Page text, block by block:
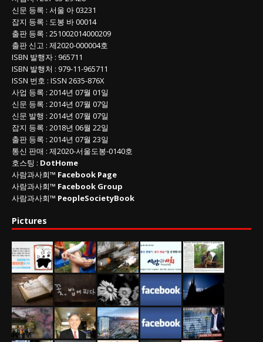
신문 등록 : 서울 아 03231
잡지 등록 : 도봉 바 00014
출판 등록 : 251002014000209
출판 신고 : 제2020-000004호
ISBN 발행자 : 965711
ISBN 발행처 : 979-11-965711
ISSN 번호 : ISSN 2635-876X
사업 등록 : 2014년 07월 01일
신문 등록 : 2014년 07월 07일
신문 발행 : 2014년 07월 07일
잡지 등록 : 2018년 06월 22일
출판 등록 : 2014년 07월 23일
통신 판매 : 제2020-서울도봉-0140호
호스팅 : DotHome
사람과사회™ Facebook Page
사람과사회™ Facebook Group
사람과사회™ PeopleSocietyBook
Pictures